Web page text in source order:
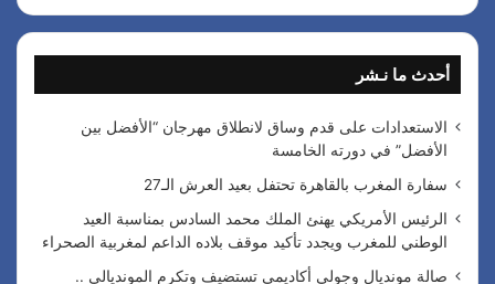
ن
:
أحدث ما نـشر
الاستعدادات على قدم وساق لانطلاق مهرجان “الأفضل بين
الأفضل” في دورته الخامسة
سفارة المغرب بالقاهرة تحتفل بعيد العرش الـ27
الرئيس الأمريكي يهنئ الملك محمد السادس بمناسبة العيد
الوطني للمغرب ويجدد تأكيد موقف بلاده الداعم لمغربية الصحراء
صالة مونديال وجولي أكاديمي تستضيف وتكرم المونديالي ..